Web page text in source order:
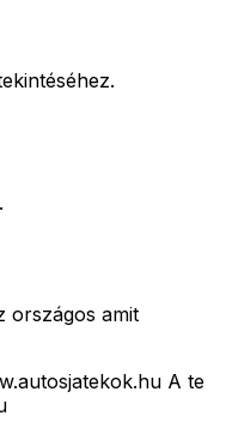
országos amit
A te